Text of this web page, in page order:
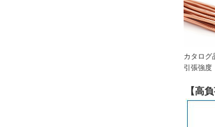
カタログ
引張強度
【高